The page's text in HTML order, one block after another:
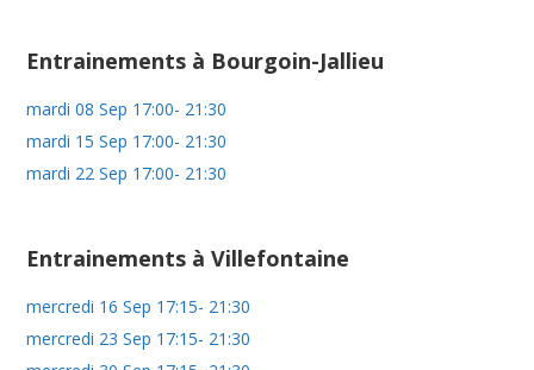
Entrainements à Bourgoin-Jallieu
mardi 08 Sep 17:00- 21:30
mardi 15 Sep 17:00- 21:30
mardi 22 Sep 17:00- 21:30
Entrainements à Villefontaine
mercredi 16 Sep 17:15- 21:30
mercredi 23 Sep 17:15- 21:30